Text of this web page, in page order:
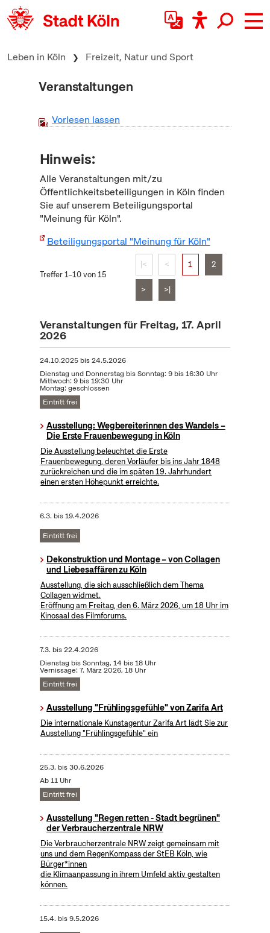
zum Inhalt springen
Leben in Köln Freizeit, Natur und Sport
Veranstaltungen
Vorlesen lassen
Hinweis:
Alle Veranstaltungen mit/zu
Öffentlichkeitsbeteiligungen in Köln finden
Sie auf unserem Beteiligungsportal
"Meinung für Köln".
Beteiligungsportal "Meinung für Köln"
Treffer 1–10 von 15
|< < 1 2
> >|
Veranstaltungen für Freitag, 17. April
2026
24.10.2025bis24.5.2026
Dienstag und Donnerstag bis Sonntag: 9 bis 16:30 Uhr
Mittwoch: 9 bis 19:30 Uhr
Montag: geschlossen
Eintritt frei
Ausstellung: Wegbereiterinnen des Wandels –
Die Erste Frauenbewegung in Köln
Die Ausstellung beleuchtet die Erste
Frauenbewegung, deren Vorläufer bis ins Jahr 1848
zurückreichen und die im späten 19. Jahrhundert
einen ersten Höhepunkt erreichte.
6.3. bis19.4.2026
Eintritt frei
Dekonstruktion und Montage – von Collagen
und Liebesaffären zu Köln
Ausstellung, die sich ausschließlich dem Thema
Collagen widmet.
Eröffnung am Freitag, den 6. März 2026, um 18 Uhr im
Kinosaal des Filmforums.
7.3. bis22.4.2026
Dienstag bis Sonntag, 14 bis 18 Uhr
Vernissage: 7. März 2026, 18 Uhr
Eintritt frei
Ausstellung "Frühlingsgefühle" von Zarifa Art
Die internationale Kunstagentur Zarifa Art lädt Sie zur
Ausstellung "Frühlingsgefühle" ein
25.3. bis30.6.2026
Ab 11 Uhr
Eintritt frei
Ausstellung "Regen retten - Stadt begrünen"
der Verbraucherzentrale NRW
Die Verbraucherzentrale NRW zeigt gemeinsam mit
uns und dem RegenKompass der StEB Köln, wie
Bürger*innen
die Klimaanpassung in ihrem Umfeld aktiv gestalten
können.
15.4. bis9.5.2026